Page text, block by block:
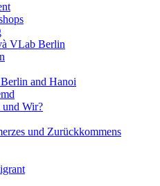
VLab Berlin
and Hanoi
und Wir?
und Zurückkommens